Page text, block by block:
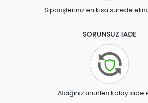
Siparişleriniz en kısa sürede
SORUNSUZ İADE
Aldığınız ürünleri kolay iade